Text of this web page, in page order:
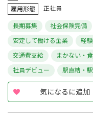
雇用形態
正社員
長期募集 社会保険完備
安定して働ける企業
経
交通費支給
まかない・
社員デビュー
駅直結・
気になるに追加